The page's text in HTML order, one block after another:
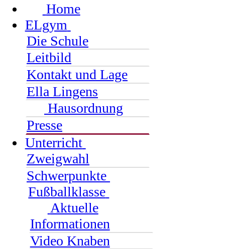
Home
ELgym
Die Schule
Leitbild
Kontakt und Lage
Ella Lingens
Hausordnung
Presse
Unterricht
Zweigwahl
Schwerpunkte
Fußballklasse
Aktuelle
Informationen
Video Knaben